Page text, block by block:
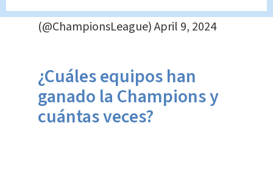
— UEFA Champions League
(@ChampionsLeague)April 9, 2024
¿Cuáles equipos han
ganado la Champions y
cuántas veces?